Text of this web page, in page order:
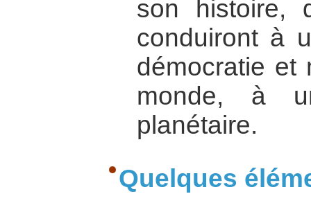
son histoire,
conduiront à
démocratie et
monde, à
planétaire.
Quelques